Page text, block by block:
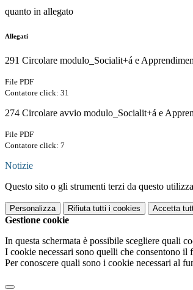
quanto in allegato
Allegati
291 Circolare modulo_Socialit+á e
File PDF
Contatore click: 31
274 Circolare avvio modulo_Socialit+á e
File PDF
Contatore click: 7
Notizie
Questo sito o gli strumenti terzi da questo
Personalizza Rifiuta tutti i cookies Accetta
Gestione cookie
In questa schermata è possibile scegliere quali
I cookie necessari sono quelli che consentono
Per conoscere quali sono i cookie necessari al